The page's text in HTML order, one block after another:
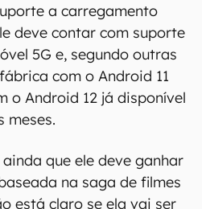
a carregamento
deve contar com suporte
5G e, segundo outras
com o Android 11
o Android 12 já disponível
meses.
que ele deve ganhar
na saga de filmes
está claro se ela vai ser